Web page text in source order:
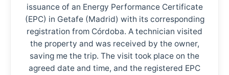
issuance of an Energy Performance Certificate
(EPC) in Getafe (Madrid) with its corresponding
registration from Córdoba. A technician visited
the property and was received by the owner,
saving me the trip. The visit took place on the
agreed date and time, and the registered EPC